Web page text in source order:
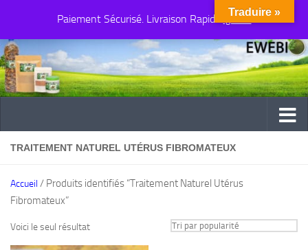
Paiement Sécurisé. Livraison Rapide Ignorer
Au dessous du contenu
TRAITEMENT NATUREL UTÉRUS FIBROMATEUX
Accueil / Produits identifiés “Traitement Naturel Utérus
Fibromateux”
Voici le seul résultat
Traduire »